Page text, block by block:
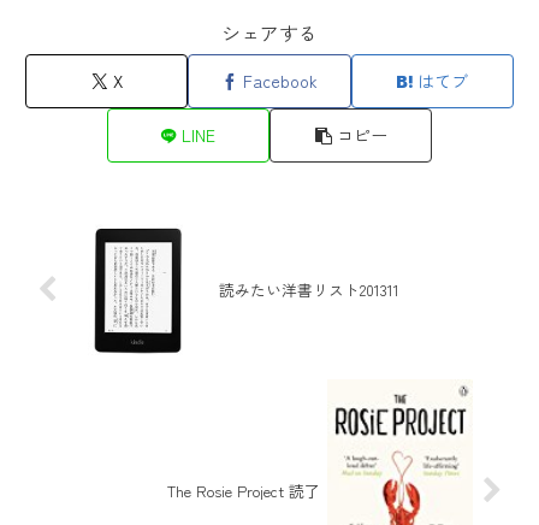
シェアする
X Facebook はてブ
LINE コピー
読みたい洋書リスト201311
The Rosie Project 読了